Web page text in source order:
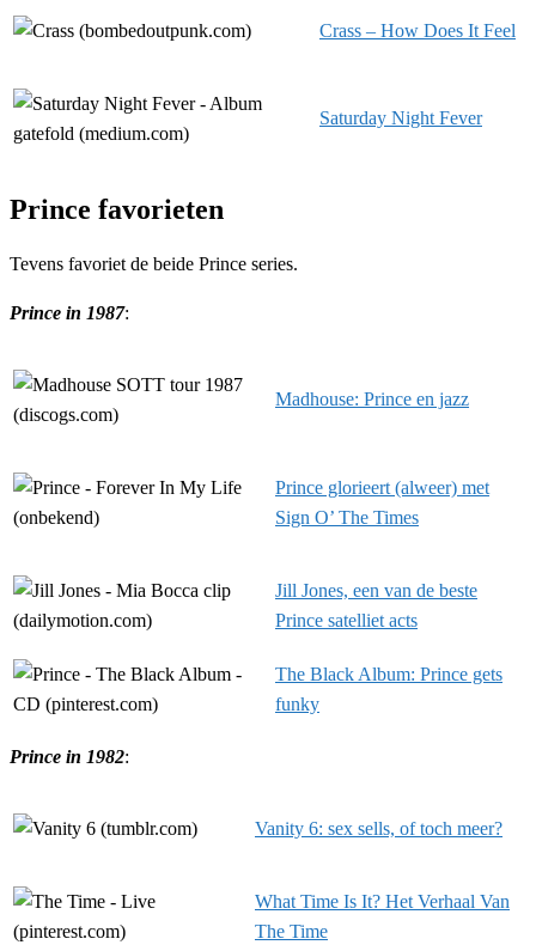
Crass – How Does It Feel
Saturday Night Fever
Prince favorieten
Tevens favoriet de beide Prince series.
Prince in 1987:
Madhouse: Prince en jazz
Prince glorieert (alweer) met
Sign O’ The Times
Jill Jones, een van de beste
Prince satelliet acts
The Black Album: Prince gets
funky
Prince in 1982:
Vanity 6: sex sells, of toch meer?
What Time Is It? Het Verhaal Van
The Time